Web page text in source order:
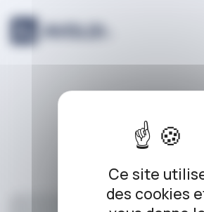
Panneau de gestion des cookies
Ce site
des cookies